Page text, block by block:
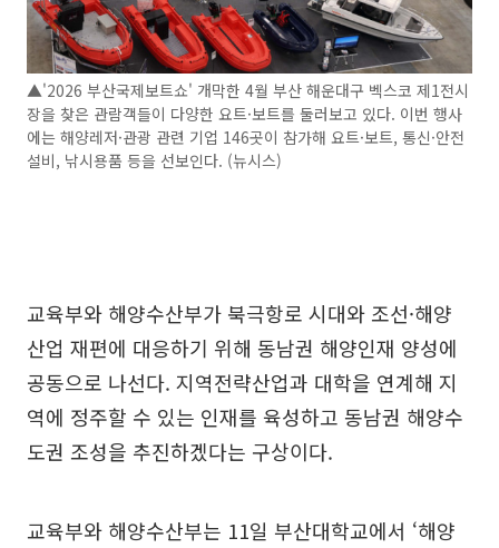
▲'2026 부산국제보트쇼' 개막한 4월 부산 해운대구 벡스코 제1전시
장을 찾은 관람객들이 다양한 요트·보트를 둘러보고 있다. 이번 행사
에는 해양레저·관광 관련 기업 146곳이 참가해 요트·보트, 통신·안전
설비, 낚시용품 등을 선보인다. (뉴시스)
교육부와 해양수산부가 북극항로 시대와 조선·해양
산업 재편에 대응하기 위해 동남권 해양인재 양성에
공동으로 나선다. 지역전략산업과 대학을 연계해 지
역에 정주할 수 있는 인재를 육성하고 동남권 해양수
도권 조성을 추진하겠다는 구상이다.
교육부와 해양수산부는 11일 부산대학교에서 ‘해양